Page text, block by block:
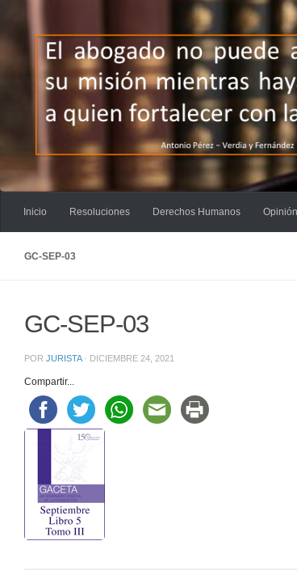
Inicio Resoluciones Derechos Humanos Opinión
GC-SEP-03
GC-SEP-03
POR JURISTA · DICIEMBRE 24, 2021
Compartir...